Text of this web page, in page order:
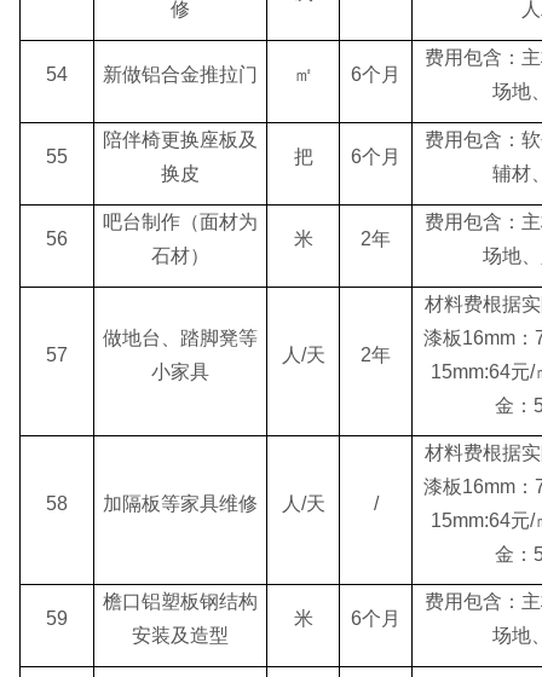
修
54 新做铝合金推拉门 ㎡ 6个月
费用包含：
场地
55
陪伴椅更换座板及
换皮
把 6个月
费用包含：
辅材
56
吧台制作（面材为
石材）
米 2年
费用包含：
场地
57
做地台、踏脚凳等
小家具
人/天 2年
材料费根据
漆板16mm：
15mm:64元/
金：
58 加隔板等家具维修 人/天 /
材料费根据
漆板16mm：
15mm:64元/
金：
59
檐口铝塑板钢结构
安装及造型
米 6个月
费用包含：
场地